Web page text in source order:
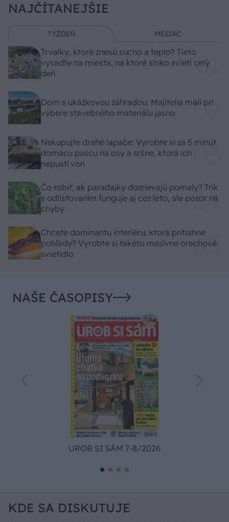
NAJČÍTANEJŠIE
TÝŽDEŇ MESIAC
Trvalky, ktoré znesú sucho a teplo? Tieto
vysaďte na miesta, na ktoré slnko svieti celý
deň
Dom s ukážkovou záhradou: Majitelia mali pri
výbere stavebného materiálu jasno
Nekupujte drahé lapače: Vyrobte si za 5 minút
domácu pascu na osy a sršne, ktorá ich
nepustí von
Čo robiť, ak paradajky dozrievajú pomaly? Trik
s odlisťovaním funguje aj cez leto, ale pozor na
chyby
Chcete dominantu interiéru, ktorá pritiahne
pohľady? Vyrobte si takéto masívne orechové
svietidlo
NAŠE ČASOPISY
UROB SI SÁM 7-8/2026
KDE SA DISKUTUJE